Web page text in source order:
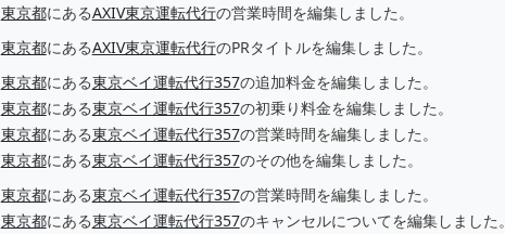
東京都にあるAXIV東京運転代行の営業時間を編集しました。
東京都にあるAXIV東京運転代行のPRタイトルを編集しました。
東京都にある東京ベイ運転代行357の追加料金を編集しました。
東京都にある東京ベイ運転代行357の初乗り料金を編集しました。
東京都にある東京ベイ運転代行357の営業時間を編集しました。
東京都にある東京ベイ運転代行357のその他を編集しました。
東京都にある東京ベイ運転代行357の営業時間を編集しました。
東京都にある東京ベイ運転代行357のキャンセルについてを編集しました。